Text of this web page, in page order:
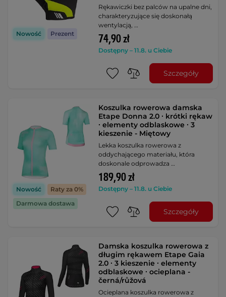
Nowość Prezent
Rękawiczki bez palców na upalne dni,
charakteryzujące się doskonałą
wentylacją, …
74,90 zł
Dostępny – 11.8. u Ciebie
Szczegóły
Nowość
Raty za 0%
Darmowa dostawa
Koszulka rowerowa damska
Etape Donna 2.0 ∙ krótki rękaw
∙ elementy odblaskowe ∙ 3
kieszenie - Miętowy
Lekka koszulka rowerowa z
oddychającego materiału, która
doskonale odprowadza …
189,90 zł
Dostępny – 11.8. u Ciebie
Szczegóły
Damska koszulka rowerowa z
długim rękawem Etape Gaia
2.0 ∙ 3 kieszenie ∙ elementy
odblaskowe ∙ ocieplana -
černá/růžová
Ocieplana koszulka rowerowa z